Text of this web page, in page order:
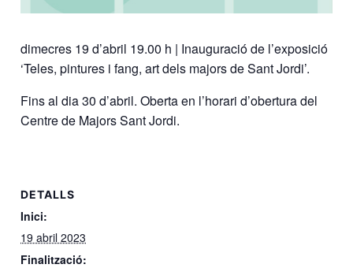
dimecres 19 d’abril 19.00 h | Inauguració de l’exposició
‘Teles, pintures i fang, art dels majors de Sant Jordi’.
Fins al dia 30 d’abril. Oberta en l’horari d’obertura del
Centre de Majors Sant Jordi.
DETALLS
Inici:
19 abril 2023
Finalització: